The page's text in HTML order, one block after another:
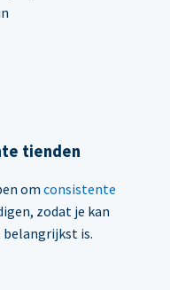
tienden
om consistente
zodat je kan
is.